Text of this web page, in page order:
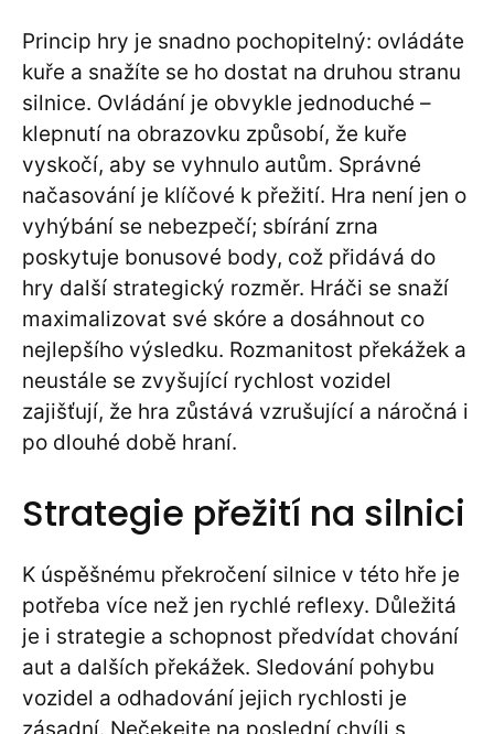
Princip hry je snadno pochopitelný: ovládáte
kuře a snažíte se ho dostat na druhou stranu
silnice. Ovládání je obvykle jednoduché –
klepnutí na obrazovku způsobí, že kuře
vyskočí, aby se vyhnulo autům. Správné
načasování je klíčové k přežití. Hra není jen o
vyhýbání se nebezpečí; sbírání zrna
poskytuje bonusové body, což přidává do
hry další strategický rozměr. Hráči se snaží
maximalizovat své skóre a dosáhnout co
nejlepšího výsledku. Rozmanitost překážek a
neustále se zvyšující rychlost vozidel
zajišťují, že hra zůstává vzrušující a náročná i
po dlouhé době hraní.
Strategie přežití na silnici
K úspěšnému překročení silnice v této hře je
potřeba více než jen rychlé reflexy. Důležitá
je i strategie a schopnost předvídat chování
aut a dalších překážek. Sledování pohybu
vozidel a odhadování jejich rychlosti je